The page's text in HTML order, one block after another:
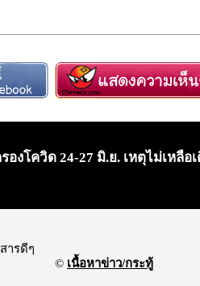
องโควิด 24-27 มิ.ย. เหตุไม่เหลือ
ารดีๆ
© เนื้อหาข่าว/กระทู้